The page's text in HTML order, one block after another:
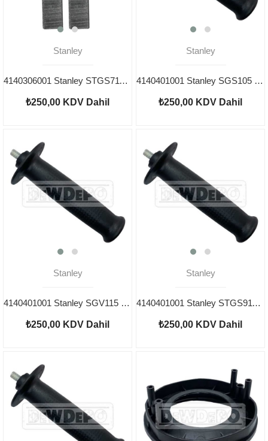
Stanley
4140306001 Stanley STGS7115 Kömür
₺250,00 KDV Dahil
Stanley
4140401001 Stanley SGS105 Tutma Kolu
₺250,00 KDV Dahil
Stanley
4140401001 Stanley SGV115 Tutma Kolu
₺250,00 KDV Dahil
Stanley
4140401001 Stanley STGS9115 Tutma Kolu
₺250,00 KDV Dahil